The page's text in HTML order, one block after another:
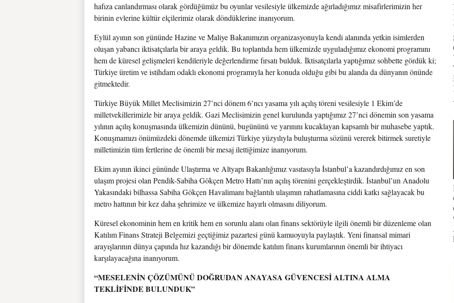
hafıza canlandırması olarak gördüğümüz bu oyunlar vesilesiyle ülkemizde ağırladığımız misafirlerimizin her
birinin evlerine kültür elçilerimiz olarak döndüklerine inanıyorum.
Eylül ayının son gününde Hazine ve Maliye Bakanımızın organizasyonuyla kendi alanında yetkin isimlerden
oluşan yabancı iktisatçılarla bir araya geldik. Bu toplantıda hem ülkemizde uyguladığımız ekonomi programını
hem de küresel gelişmeleri kendileriyle değerlendirme fırsatı bulduk. İktisatçılarla yaptığımız sohbette gördük ki;
Türkiye üretim ve istihdam odaklı ekonomi programıyla her konuda olduğu gibi bu alanda da dünyanın önünde
gitmektedir.
Türkiye Büyük Millet Meclisimizin 27’nci dönem 6’ncı yasama yılı açılış töreni vesilesiyle 1 Ekim’de
milletvekillerimizle bir araya geldik. Gazi Meclisimizin genel kurulunda yaptığımız 27’nci dönemin son yasama
yılının açılış konuşmasında ülkemizin dününü, bugününü ve yarınını kucaklayan kapsamlı bir muhasebe yaptık.
Konuşmamızı önümüzdeki dönemde ülkemizi Türkiye yüzyılıyla buluşturma sözünü vererek bitirmek suretiyle
milletimizin tüm fertlerine de önemli bir mesaj ilettiğimize inanıyorum.
Ekim ayının ikinci gününde Ulaştırma ve Altyapı Bakanlığımız vasıtasıyla İstanbul’a kazandırdığımız en son
ulaşım projesi olan Pendik-Sabiha Gökçen Metro Hattı’nın açılış törenini gerçekleştirdik. İstanbul’un Anadolu
Yakasındaki bilhassa Sabiha Gökçen Havalimanı bağlantılı ulaşımın rahatlamasına ciddi katkı sağlayacak bu
metro hattının bir kez daha şehrimize ve ülkemize hayırlı olmasını diliyorum.
Küresel ekonominin hem en kritik hem en sorunlu alanı olan finans sektörüyle ilgili önemli bir düzenleme olan
Katılım Finans Strateji Belgemizi geçtiğimiz pazartesi günü kamuoyuyla paylaştık. Yeni finansal mimari
arayışlarının dünya çapında hız kazandığı bir dönemde katılım finans kurumlarının önemli bir ihtiyacı
karşılayacağına inanıyorum.
“MESELENİN ÇÖZÜMÜNÜ DOĞRUDAN ANAYASA GÜVENCESİ ALTINA ALMA
TEKLİFİNDE BULUNDUK”